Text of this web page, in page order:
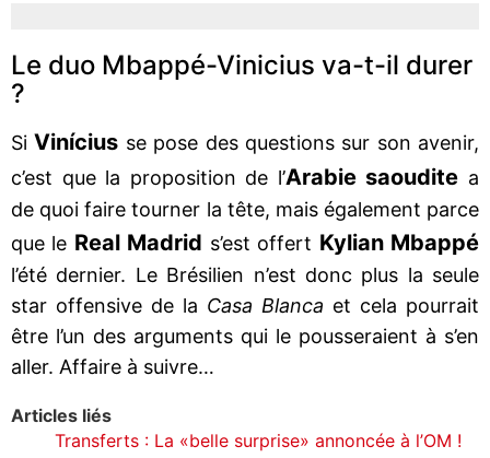
Le duo Mbappé-Vinicius va-t-il durer
?
SiVinícius se pose des questions sur son avenir,
c’est que la proposition de l’Arabie saoudite a
de quoi faire tourner la tête, mais également parce
que le Real Madrid s’est offert Kylian Mbappé
l’été dernier. Le Brésilien n’est donc plus la seule
star offensive de la Casa Blanca et cela pourrait
être l’un des arguments qui le pousseraient à s’en
aller. Affaire à suivre…
Articles liés
Transferts : La «belle surprise» annoncée à l’OM !